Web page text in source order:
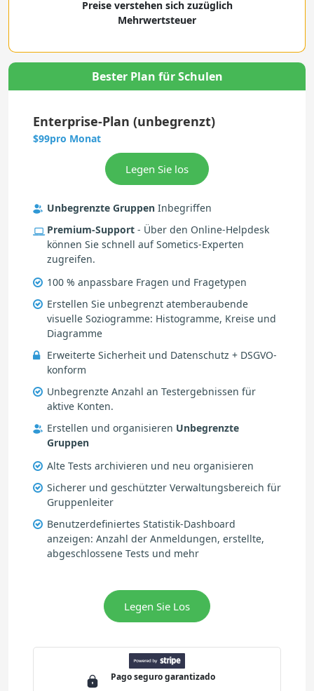
Preise verstehen sich zuzüglich
Mehrwertsteuer
Bester Plan für Schulen
Enterprise-Plan (unbegrenzt)
$99pro Monat
Unbegrenzte Gruppen Inbegriffen
Premium-Support - Über den Online-Helpdesk
können Sie schnell auf Sometics-Experten
zugreifen.
100 % anpassbare Fragen und Fragetypen
Erstellen Sie unbegrenzt atemberaubende
visuelle Soziogramme: Histogramme, Kreise und
Diagramme
Erweiterte Sicherheit und Datenschutz + DSGVO-
konform
Unbegrenzte Anzahl an Testergebnissen für
aktive Konten.
Erstellen und organisieren Unbegrenzte
Gruppen
Alte Tests archivieren und neu organisieren
Sicherer und geschützter Verwaltungsbereich für
Gruppenleiter
Benutzerdefiniertes Statistik-Dashboard
anzeigen: Anzahl der Anmeldungen, erstellte,
abgeschlossene Tests und mehr
Legen Sie Los
Pagosegurogarantizado